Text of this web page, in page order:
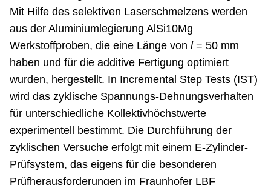
Mit Hilfe des selektiven Laserschmelzens werden
aus der Aluminiumlegierung AlSi10Mg
Werkstoffproben, die eine Länge von l= 50 mm
haben und für die additive Fertigung optimiert
wurden, hergestellt. In Incremental Step Tests (IST)
wird das zyklische Spannungs-Dehnungsverhalten
für unterschiedliche Kollektivhöchstwerte
experimentell bestimmt. Die Durchführung der
zyklischen Versuche erfolgt mit einem E-Zylinder-
Prüfsystem, das eigens für die besonderen
Prüfherausforderungen im Fraunhofer LBF